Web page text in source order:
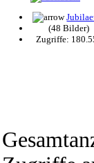
(48 Bilder)
Zugriffe: